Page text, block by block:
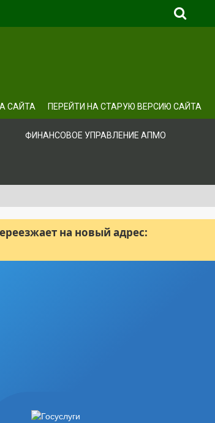
САЙТА ПЕРЕЙТИ НА СТАРУЮ ВЕРСИЮ САЙТА
ФИНАНСОВОЕ УПРАВЛЕНИЕ АПМО
на новый адрес: